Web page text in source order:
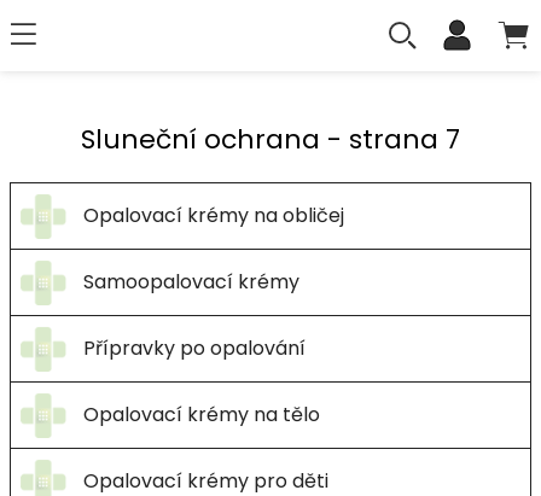
Sluneční ochrana - strana 7
Opalovací krémy na obličej
Samoopalovací krémy
Přípravky po opalování
Opalovací krémy na tělo
Opalovací krémy pro děti